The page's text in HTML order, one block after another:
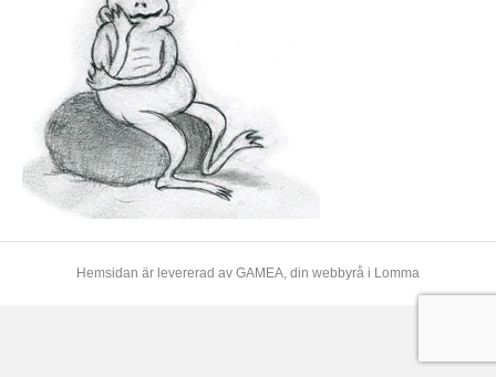
Hemsidan är levererad av GAMEA, din webbyrå i Lomma